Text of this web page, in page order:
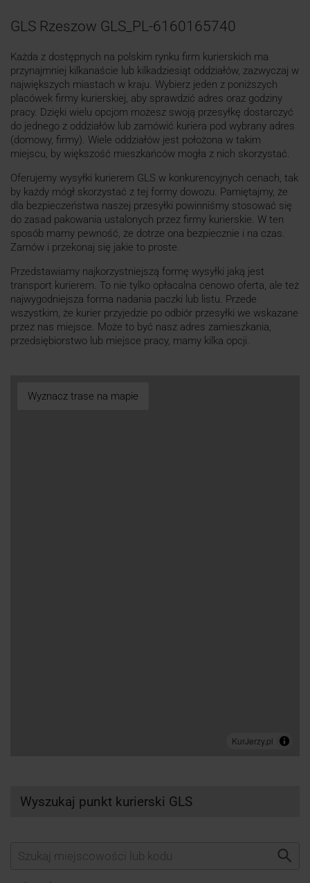
GLS Rzeszow GLS_PL-6160165740
Każda z dostępnych na polskim rynku firm kurierskich ma
przynajmniej kilkanaście lub kilkadziesiąt oddziałów, zazwyczaj w
największych miastach w kraju. Wybierz jeden z poniższych
placówek firmy kurierskiej, aby sprawdzić adres oraz godziny
pracy. Dzięki wielu opcjom możesz swoją przesyłkę dostarczyć
do jednego z oddziałów lub zamówić kuriera pod wybrany adres
(domowy, firmy). Wiele oddziałów jest położona w takim
miejscu, by większość mieszkańców mogła z nich skorzystać.
Oferujemy wysyłki kurierem GLS w konkurencyjnych cenach, tak
by każdy mógł skorzystać z tej formy dowozu. Pamiętajmy, że
dla bezpieczeństwa naszej przesyłki powinniśmy stosować się
do zasad pakowania ustalonych przez firmy kurierskie. W ten
sposób mamy pewność, że dotrze ona bezpiecznie i na czas.
Zamów i przekonaj się jakie to proste.
Przedstawiamy najkorzystniejszą formę wysyłki jaką jest
transport kurierem. To nie tylko opłacalna cenowo oferta, ale też
najwygodniejsza forma nadania paczki lub listu. Przede
wszystkim, że kurier przyjedzie po odbiór przesyłki we wskazane
przez nas miejsce. Może to być nasz adres zamieszkania,
przedsiębiorstwo lub miejsce pracy, mamy kilka opcji.
Wyznacz trase na mapie
Wyszukaj punkt kurierski GLS